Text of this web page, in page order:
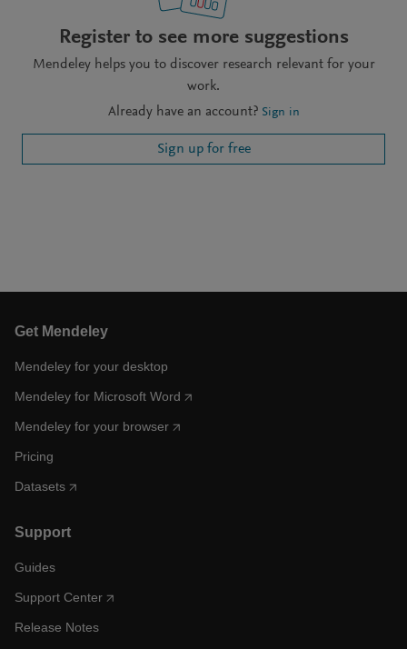
Register to see more suggestions
Mendeley helps you to discover research relevant for your
work.
Already have an account? Sign in
Sign up for free
Get Mendeley
Mendeley for your desktop
Mendeley for Microsoft Word
Mendeley for your browser
Pricing
Datasets
Support
Guides
Support Center
Release Notes